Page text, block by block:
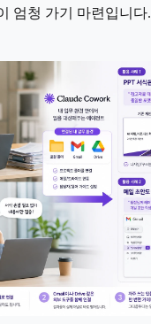
엄청 가기 마련입니다.